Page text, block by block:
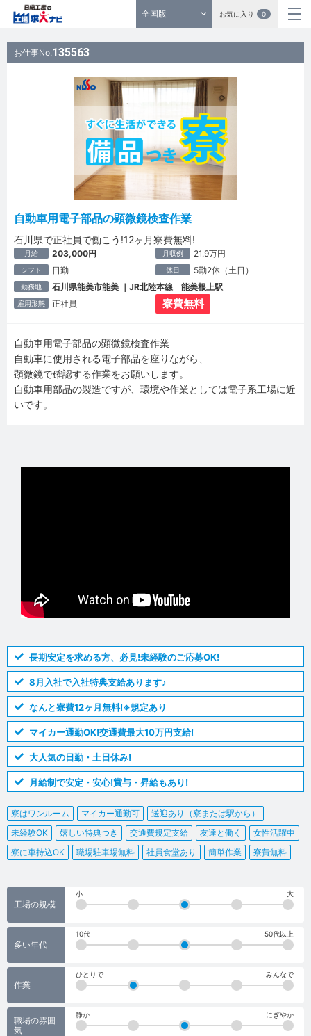
全国版 お気に入り 0
お仕事No.135563
自動車用電子部品の顕微鏡検査作業
石川県で正社員で働こう!12ヶ月寮費無料!
月給 203,000円 月収例 21.9万円
シフト 日勤 休日 5勤2休（土日）
勤務地 石川県能美市能美 ｜JR北陸本線 能美根上駅
雇用形態 正社員 寮費無料
自動車用電子部品の顕微鏡検査作業
自動車に使用される電子部品を座りながら、
顕微鏡で確認する作業をお願いします。
自動車用部品の製造ですが、環境や作業としては電子系工場に近
いです。
長期安定を求める方、必見!未経験のご応募OK!
8月入社で入社特典支給あります♪
なんと寮費12ヶ月無料!※規定あり
マイカー通勤OK!交通費最大10万円支給!
大人気の日勤・土日休み!
月給制で安定・安心!賞与・昇給もあり!
寮はワンルーム マイカー通勤可
送迎あり（寮または駅から）
未経験OK
嬉しい特典つき 交通費規定支給 友達と働く
女性活躍中
寮に車持込OK
職場駐車場無料 社員食堂あり 簡単作業 寮費無料
工場の規模
小 大
多い年代
10代 50代以上
作業
ひとりで みんなで
職場の雰囲
気
静か にぎやか